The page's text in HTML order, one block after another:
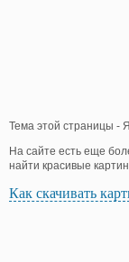
Тема этой страницы -
На сайте есть еще
найти красивые
Как скачивать